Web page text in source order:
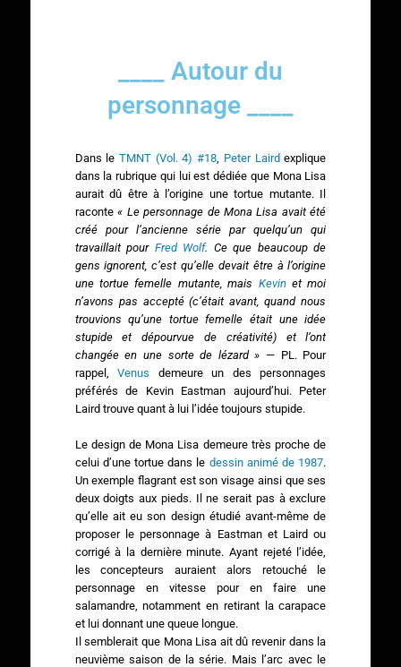
____ Autour du
personnage ____
Dans leTMNT (Vol. 4) #18, Peter Laird explique
dans la rubrique qui lui est dédiée que Mona Lisa
aurait dû être à l’origine une tortue mutante. Il
raconte« Le personnage de Mona Lisa avait été
créé pour l’ancienne série par quelqu’un qui
travaillait pour Fred Wolf. Ce que beaucoup de
gens ignorent, c’est qu’elle devait être à l’origine
une tortue femelle mutante, mais Kevinet moi
n’avons pas accepté (c’était avant, quand nous
trouvions qu’une tortue femelle était une idée
stupide et dépourvue de créativité) et l’ont
changée en une sorte de lézard » — PL. Pour
rappel,Venus demeure un des personnages
préférés de Kevin Eastman aujourd’hui. Peter
Laird trouve quant à lui l’idée toujours stupide.
Le design de Mona Lisa demeure très proche de
celui d’une tortue dans le dessin animé de 1987.
Un exemple flagrant est son visage ainsi que ses
deux doigts aux pieds. Il ne serait pas à exclure
qu’elle ait eu son design étudié avant-même de
proposer le personnage à Eastman et Laird ou
corrigé à la dernière minute. Ayant rejeté l’idée,
les concepteurs auraient alors retouché le
personnage en vitesse pour en faire une
salamandre, notamment en retirant la carapace
et lui donnant une queue longue.
Il semblerait que Mona Lisa ait dû revenir dans la
neuvième saison de la série. Mais l’arc avec le